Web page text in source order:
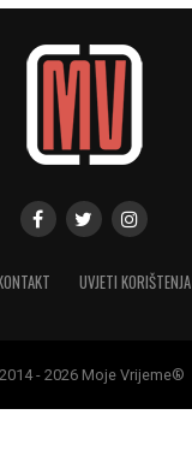
UVJETI KORIŠTENJA
- 2026 Moje Vrijeme®